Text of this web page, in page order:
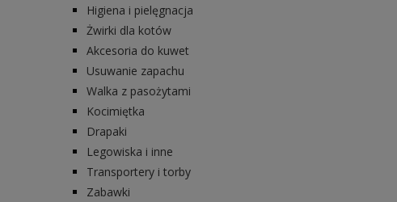
Higiena i pielęgnacja
Żwirki dla kotów
Akcesoria do kuwet
Usuwanie zapachu
Walka z pasożytami
Kocimiętka
Drapaki
Legowiska i inne
Transportery i torby
Zabawki